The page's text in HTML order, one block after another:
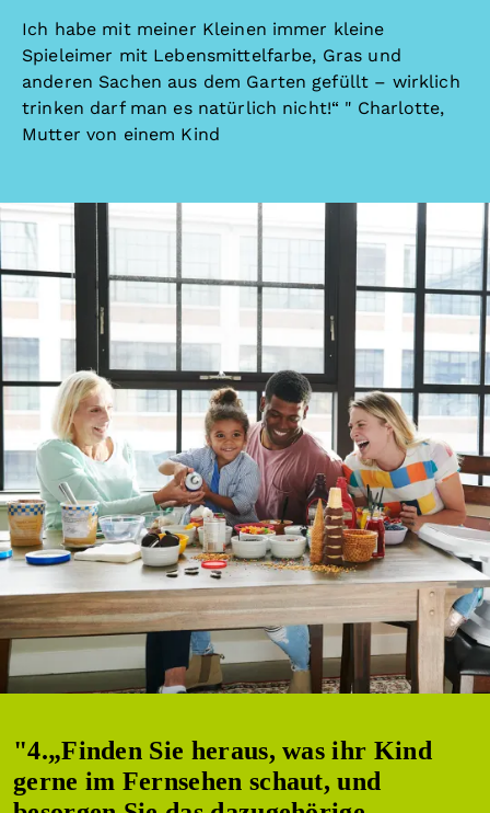
Ich habe mit meiner Kleinen immer kleine
Spieleimer mit Lebensmittelfarbe, Gras und
anderen Sachen aus dem Garten gefüllt – wirklich
trinken darf man es natürlich nicht!“ " Charlotte,
Mutter von einem Kind
"4.„Finden Sie heraus, was ihr Kind
gerne im Fernsehen schaut, und